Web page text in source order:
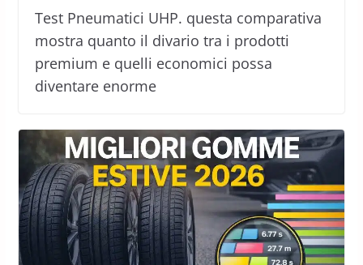
Test Pneumatici UHP. questa comparativa
mostra quanto il divario tra i prodotti
premium e quelli economici possa
diventare enorme